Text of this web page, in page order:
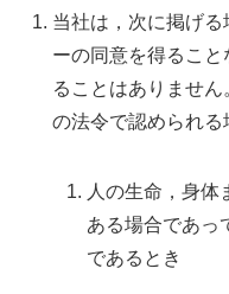
当社は，次に掲げ
ーの同意を得るこ
ることはありませ
の法令で認められる
人の生命，身体
ある場合であっ
であるとき